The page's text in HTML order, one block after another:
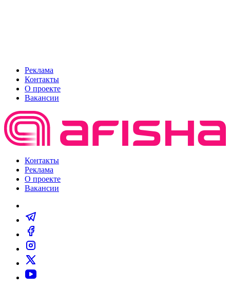
Реклама
Контакты
О проекте
Вакансии
Контакты
Реклама
О проекте
Вакансии